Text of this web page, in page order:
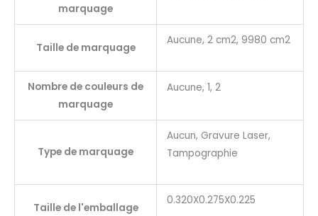
marquage
Taille de marquage
Aucune, 2 cm2, 9980 cm2
Nombre de couleurs de
marquage
Aucune, 1, 2
Type de marquage
Aucun, Gravure Laser,
Tampographie
Taille de l'emballage
0.320X0.275X0.225